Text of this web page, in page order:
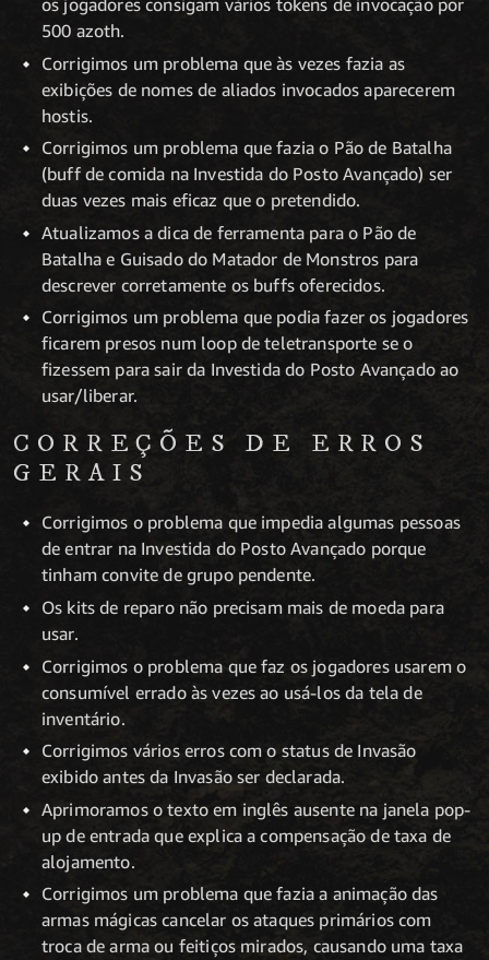
500 azoth.
Corrigimos um problema que às vezes fazia as
exibições de nomes de aliados invocados aparecerem
hostis.
Corrigimos um problema que fazia o Pão de Batalha
(buff de comida na Investida do Posto Avançado) ser
duas vezes mais eficaz que o pretendido.
Atualizamos a dica de ferramenta para o Pão de
Batalha e Guisado do Matador de Monstros para
descrever corretamente os buffs oferecidos.
Corrigimos um problema que podia fazer os jogadores
ficarem presos num loop de teletransporte se o
fizessem para sair da Investida do Posto Avançado ao
usar/liberar.
CORREÇÕES DE ERROS
GERAIS
Corrigimos o problema que impedia algumas pessoas
de entrar na Investida do Posto Avançado porque
tinham convite de grupo pendente.
Os kits de reparo não precisam mais de moeda para
usar.
Corrigimos o problema que faz os jogadores usarem o
consumível errado às vezes ao usá-los da tela de
inventário.
Corrigimos vários erros com o status de Invasão
exibido antes da Invasão ser declarada.
Aprimoramos o texto em inglês ausente na janela pop-
up de entrada que explica a compensação de taxa de
alojamento.
Corrigimos um problema que fazia a animação das
armas mágicas cancelar os ataques primários com
troca de arma ou feitiços mirados, causando uma taxa